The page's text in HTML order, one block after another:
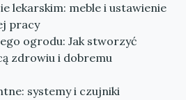
lekarskim: meble i ustawienie
pracy
ogrodu: Jak stworzyć
zdrowiu i dobremu
systemy i czujniki